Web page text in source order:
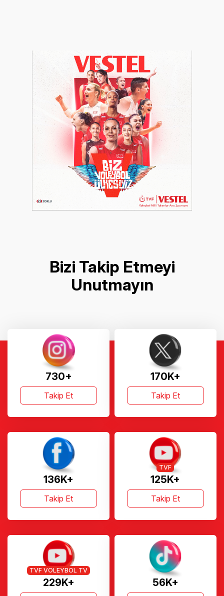
Bizi Takip Etmeyi
Unutmayın
730+
Takip Et
170K+
Takip Et
136K+
Takip Et
125K+
TVF
Takip Et
229K+
TVF VOLEYBOL TV
56K+